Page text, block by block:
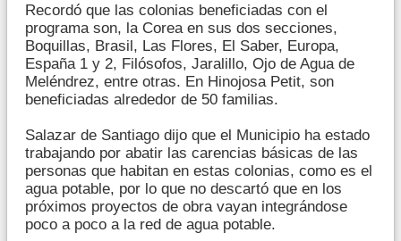
Recordó que las colonias beneficiadas con el
programa son, la Corea en sus dos secciones,
Boquillas, Brasil, Las Flores, El Saber, Europa,
España 1 y 2, Filósofos, Jaralillo, Ojo de Agua de
Meléndrez, entre otras. En Hinojosa Petit, son
beneficiadas alrededor de 50 familias.
Salazar de Santiago dijo que el Municipio ha estado
trabajando por abatir las carencias básicas de las
personas que habitan en estas colonias, como es el
agua potable, por lo que no descartó que en los
próximos proyectos de obra vayan integrándose
poco a poco a la red de agua potable.